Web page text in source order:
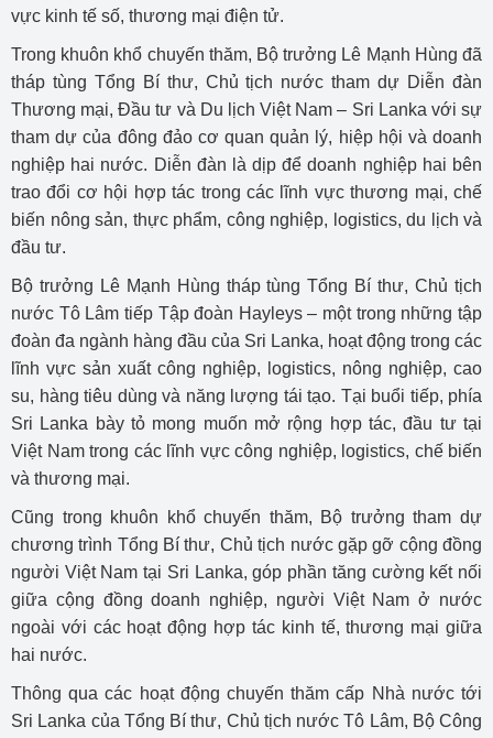
vực kinh tế số, thương mại điện tử.
Trong khuôn khổ chuyến thăm, Bộ trưởng Lê Mạnh Hùng đã
tháp tùng Tổng Bí thư, Chủ tịch nước tham dự Diễn đàn
Thương mại, Đầu tư và Du lịch Việt Nam – Sri Lanka với sự
tham dự của đông đảo cơ quan quản lý, hiệp hội và doanh
nghiệp hai nước. Diễn đàn là dịp để doanh nghiệp hai bên
trao đổi cơ hội hợp tác trong các lĩnh vực thương mại, chế
biến nông sản, thực phẩm, công nghiệp, logistics, du lịch và
đầu tư.
Bộ trưởng Lê Mạnh Hùng tháp tùng Tổng Bí thư, Chủ tịch
nước Tô Lâm tiếp Tập đoàn Hayleys – một trong những tập
đoàn đa ngành hàng đầu của Sri Lanka, hoạt động trong các
lĩnh vực sản xuất công nghiệp, logistics, nông nghiệp, cao
su, hàng tiêu dùng và năng lượng tái tạo. Tại buổi tiếp, phía
Sri Lanka bày tỏ mong muốn mở rộng hợp tác, đầu tư tại
Việt Nam trong các lĩnh vực công nghiệp, logistics, chế biến
và thương mại.
Cũng trong khuôn khổ chuyến thăm, Bộ trưởng tham dự
chương trình Tổng Bí thư, Chủ tịch nước gặp gỡ cộng đồng
người Việt Nam tại Sri Lanka, góp phần tăng cường kết nối
giữa cộng đồng doanh nghiệp, người Việt Nam ở nước
ngoài với các hoạt động hợp tác kinh tế, thương mại giữa
hai nước.
Thông qua các hoạt động chuyến thăm cấp Nhà nước tới
Sri Lanka của Tổng Bí thư, Chủ tịch nước Tô Lâm, Bộ Công